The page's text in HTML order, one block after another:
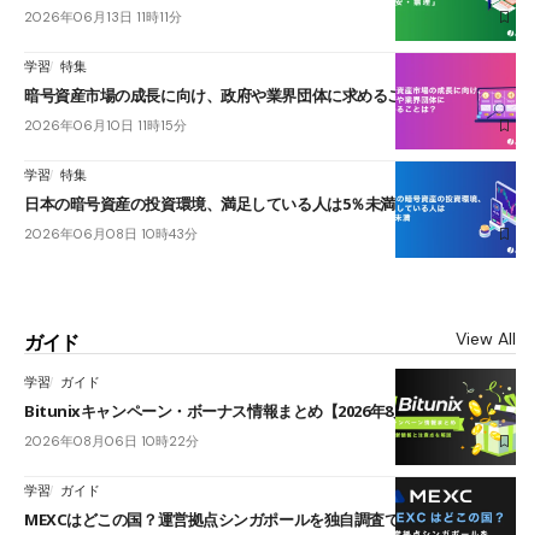
2026年06月13日 11時11分
学習 特集
暗号資産市場の成長に向け、政府や業界団体に求めることは？
2026年06月10日 11時15分
学習 特集
日本の暗号資産の投資環境、満足している人は5％未満
2026年06月08日 10時43分
ガイド View All
学習 ガイド
Bitunixキャンペーン・ボーナス情報まとめ【2026年8月最新】
2026年08月06日 10時22分
学習 ガイド
MEXCはどこの国？運営拠点シンガポールを独自調査で確認